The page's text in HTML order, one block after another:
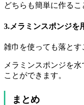
どちらも簡単に作る
3.メラミンスポンジを
雑巾を使っても落と
メラミンスポンジを
ことができます。
まとめ